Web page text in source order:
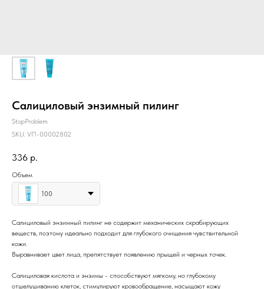
Салициловый энзимный пилинг
StopProblem
SKU: УП-00002802
336 р.
Объем
100
Салициловый энзимный пилинг не содержит механических скрабирующих
веществ, поэтому идеально подходит для глубокого очищения чувствительной
кожи.
Выравнивает цвет лица, препятствует появлению прыщей и черных точек.
Салициловая кислота и энзимы - способствуют мягкому, но глубокому
отшелушиванию клеток, стимулируют кровообращение, насыщают кожу